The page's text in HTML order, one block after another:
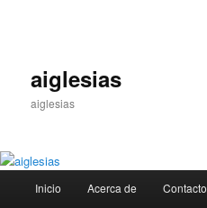
aiglesias
aiglesias
principal
Inicio Acerca de Contacto